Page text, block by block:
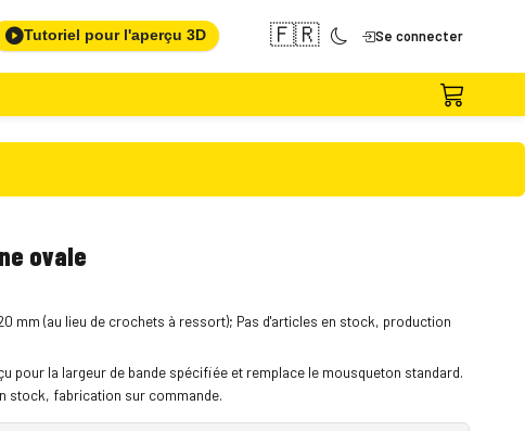
Tutoriel pour l'aperçu 3D 🇫🇷 Se connecter
ovale
mm (au lieu de crochets à ressort); Pas d'articles en stock, production
pour la largeur de bande spécifiée et remplace le mousqueton standard.
stock, fabrication sur commande.